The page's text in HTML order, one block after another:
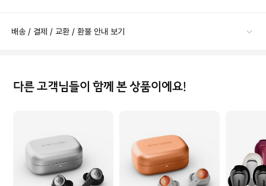
배송 / 결제 / 교환 / 환불 안내 보기
다른 고객님들이 함께 본 상품이에요!